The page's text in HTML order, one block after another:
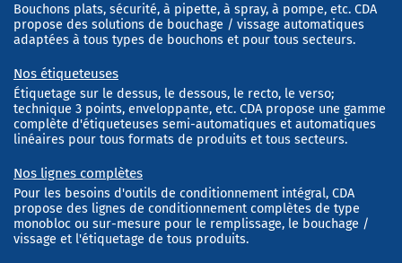
Bouchons plats, sécurité, à pipette, à spray, à pompe, etc. CDA
propose des solutions de bouchage / vissage automatiques
adaptées à tous types de bouchons et pour tous secteurs.
Nos étiqueteuses
Étiquetage sur le dessus, le dessous, le recto, le verso;
technique 3 points, enveloppante, etc. CDA propose une gamme
complète d'étiqueteuses semi-automatiques et automatiques
linéaires pour tous formats de produits et tous secteurs.
Nos lignes complètes
Pour les besoins d'outils de conditionnement intégral, CDA
propose des lignes de conditionnement complètes de type
monobloc ou sur-mesure pour le remplissage, le bouchage /
vissage et l'étiquetage de tous produits.